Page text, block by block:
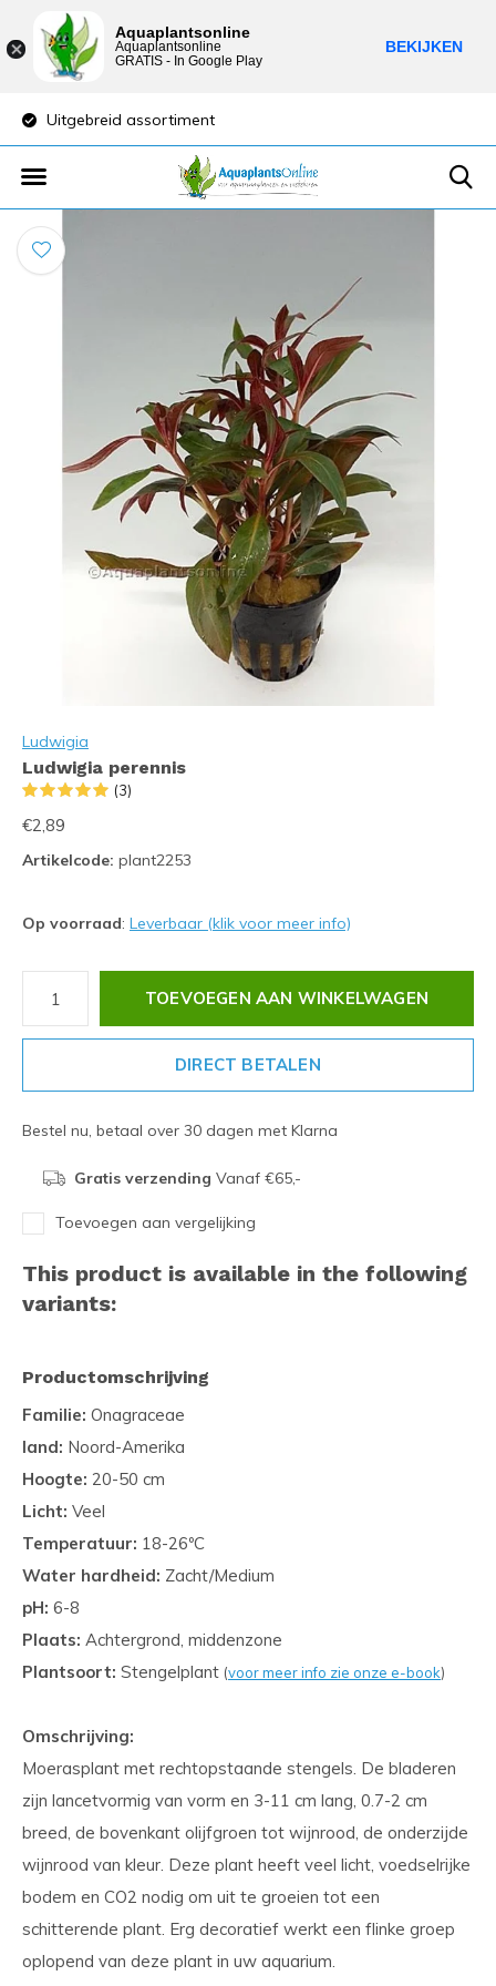
Uitgebreid assortiment
Ludwigia
Ludwigia perennis
(3)
€2,89
Artikelcode: plant2253
Op voorraad: Leverbaar (klik voor meer info)
TOEVOEGEN AAN WINKELWAGEN
DIRECT BETALEN
Bestel nu, betaal over 30 dagen met Klarna
Gratis verzending Vanaf €65,-
Toevoegen aan vergelijking
This product is available in the following
variants:
Productomschrijving
Familie: Onagraceae
land: Noord-Amerika
Hoogte: 20-50 cm
Licht: Veel
Temperatuur: 18-26ºC
Water hardheid: Zacht/Medium
pH: 6-8
Plaats: Achtergrond, middenzone
Plantsoort: Stengelplant (voor meer info zie onze e-book)
Omschrijving:
Moerasplant met rechtopstaande stengels. De bladeren
zijn lancetvormig van vorm en 3-11 cm lang, 0.7-2 cm
breed, de bovenkant olijfgroen tot wijnrood, de onderzijde
wijnrood van kleur. Deze plant heeft veel licht, voedselrijke
bodem en CO2 nodig om uit te groeien tot een
schitterende plant. Erg decoratief werkt een flinke groep
oplopend van deze plant in uw aquarium.
Aquaplantsonline
Aquaplantsonline
GRATIS - In Google Play
BEKIJKEN